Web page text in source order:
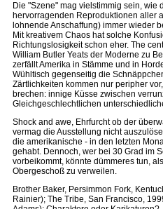
Die "Szene" mag vielstimmig sein, wie
hervorragenden Reproduktionen aller
lohnende Anschaffung) immer wieder
Mit kreativem Chaos hat solche
Richtungslosigkeit schon eher. The
William Butler Yeats der Moderne zu
zerfällt Amerika in Stämme und in
Wühltisch gegenseitig die
Zärtlichkeiten kommen nur peripher
brechen: innige Küsse zwischen
Gleichgeschlechtlichen
Shock and awe, Ehrfurcht ob der
vermag die Ausstellung nicht
die amerikanische - in den letzten
gehabt. Dennoch, wer bei 30 Grad im
vorbeikommt, könnte dümmeres tun,
Obergeschoß zu verweilen.
Brother Baker, Persimmon Fork,
Rainier); The Tribe, San Francisco,